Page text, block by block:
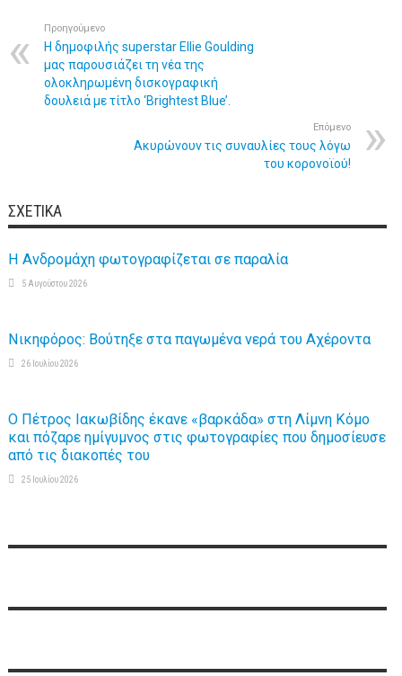
Προηγούμενο
Η δημοφιλής superstar Ellie Goulding
μας παρουσιάζει τη νέα της
ολοκληρωμένη δισκογραφική
δουλειά με τίτλο ‘Brightest Blue’.
Επόμενο
Ακυρώνουν τις συναυλίες τους λόγω
του κορονοϊού!
ΣΧΕΤΙΚΆ
Η Ανδρομάχη φωτογραφίζεται σε παραλία
5 Αυγούστου 2026
Νικηφόρος: Βούτηξε στα παγωμένα νερά του Αχέροντα
26 Ιουλίου 2026
Ο Πέτρος Ιακωβίδης έκανε «βαρκάδα» στη Λίμνη Κόμο
και πόζαρε ημίγυμνος στις φωτογραφίες που δημοσίευσε
από τις διακοπές του
25 Ιουλίου 2026